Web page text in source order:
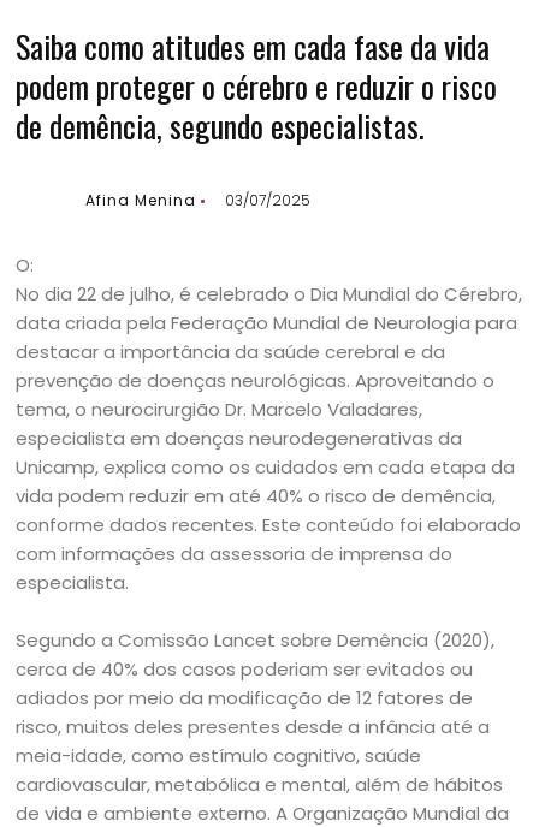
Saiba como atitudes em cada fase da vida
podem proteger o cérebro e reduzir o risco
de demência, segundo especialistas.
Afina Menina 03/07/2025
O:
No dia 22 de julho, é celebrado o Dia Mundial do Cérebro,
data criada pela Federação Mundial de Neurologia para
destacar a importância da saúde cerebral e da
prevenção de doenças neurológicas. Aproveitando o
tema, o neurocirurgião Dr. Marcelo Valadares,
especialista em doenças neurodegenerativas da
Unicamp, explica como os cuidados em cada etapa da
vida podem reduzir em até 40% o risco de demência,
conforme dados recentes. Este conteúdo foi elaborado
com informações da assessoria de imprensa do
especialista.
Segundo a Comissão Lancet sobre Demência (2020),
cerca de 40% dos casos poderiam ser evitados ou
adiados por meio da modificação de 12 fatores de
risco, muitos deles presentes desde a infância até a
meia-idade, como estímulo cognitivo, saúde
cardiovascular, metabólica e mental, além de hábitos
de vida e ambiente externo. A Organização Mundial da